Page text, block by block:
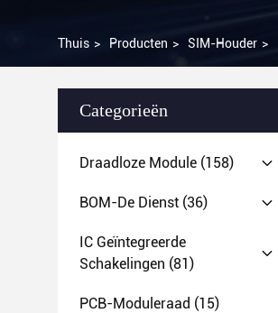
Thuis > Producten > SIM-Houder >
Categorieën
Draadloze Module (158)
BOM-De Dienst (36)
IC Geïntegreerde
Schakelingen (81)
PCB-Moduleraad (15)